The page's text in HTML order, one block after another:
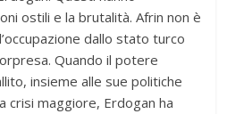
ostili e la brutalità. Afrin non è
dallo stato turco
Quando il potere
insieme alle sue politiche
crisi maggiore, Erdogan ha